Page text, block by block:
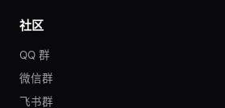
社区
QQ 群
微信群
飞书群